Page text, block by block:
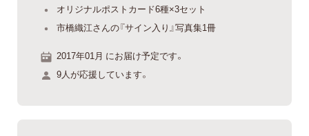
オリジナルポストカード6種×3セット
市橋織江さんの『サイン入り』写真集1冊
2017年01月 にお届け予定です。
9人が応援しています。